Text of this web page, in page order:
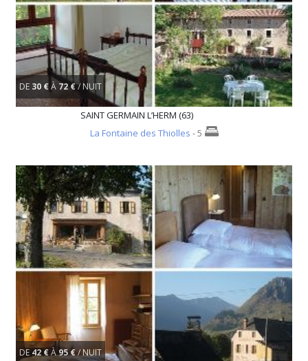
DE 30 €À 72 €/ NUIT
SAINT GERMAIN L’HERM (63)
La Fontaine des Thiolles - 5
DE 42 €À95 €/ NUIT